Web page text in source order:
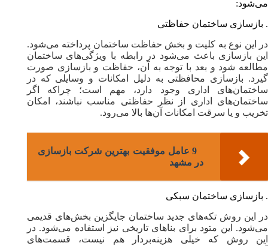
می‌شود:
. بازسازی ساختمان حفاظتی
در این نوع به کلیت و بخش حفاظت ساختمان پرداخته می‌شود.
این بازسازی باعث می‌شود در رابطه با ویژگی‌های ساختمان
مطالعه شود و بعد با توجه به آن، حفاظت و بازسازی صورت
گیرد. بازسازی محافظتی به دلیل امکانات و وسایلی که در
ساختمان‌های اداری وجود دارد، مهم است؛ چرا‌که اگر
ساختمان‌های اداری از نظر حفاظتی مناسب نباشند، امکان
تخریب و یا سرقت امکانات آن‌ها بالا می‌رود.
9 عامل موفقیت بهترین شرکت بازسازی
در مشهد
. بازسازی ساختمان سبکی
در این روش تکه‌های جدید ساختمان جایگزین بخش‌های قدیمی
می‌شود. این متود برای بناهای تاریخی نیز استفاده می‌شود. در
این روش که خیلی هزینه‌بردار هم نیست، قسمت‌های